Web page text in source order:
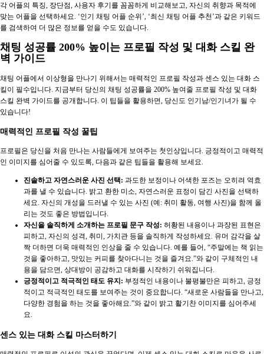
각 어플의 특징, 장단점, 사용자 후기를 꼼꼼하게 비교해보고, 자신의 취향과 목적에
맞는 어플을 선택하세요. ‘인기 채팅 어플 순위’, ‘최신 채팅 어플 추천’과 같은 키워드
를 검색하여 더 많은 정보를 얻을 수도 있습니다.
채팅 성공률 200% 높이는 프로필 작성 및 대화 스킬 완
벽 가이드
채팅 어플에서 이상형을 만나기 위해서는 매력적인 프로필 작성과 센스 있는 대화 스
킬이 필수입니다. 지금부터 당신의 채팅 성공률을 200% 높여줄 프로필 작성 및 대화
스킬 완벽 가이드를 공개합니다. 이 팁들을 활용하면, 당신도 인기남/인기녀가 될 수
있습니다!
매력적인 프로필 작성 꿀팁
프로필은 당신을 처음 만나는 사람들에게 보여주는 첫인상입니다. 긍정적이고 매력적
인 이미지를 심어줄 수 있도록, 다음과 같은 팁들을 활용해 보세요.
진솔하고 자연스러운 사진 선택: 과도한 보정이나 어색한 포즈는 오히려 역효
과를 낼 수 있습니다. 밝고 환한 미소, 자연스러운 표정이 담긴 사진을 선택하
세요. 자신의 개성을 드러낼 수 있는 사진 (예: 취미 활동, 여행 사진)을 함께 올
리는 것도 좋은 방법입니다.
자신을 솔직하게 소개하는 프로필 문구 작성: 허황된 내용이나 과장된 표현은
피하고, 자신의 성격, 취미, 가치관 등을 솔직하게 작성하세요. 유머 감각을 살
짝 더하면 더욱 매력적인 인상을 줄 수 있습니다. 예를 들어, “주말에는 책 읽는
것을 좋아하고, 맛있는 커피를 찾아다니는 것을 즐겨요.”와 같이 구체적인 내
용을 담으면, 상대방이 공감하고 대화를 시작하기 쉬워집니다.
긍정적이고 적극적인 태도 유지: 부정적인 내용이나 불평불만은 피하고, 긍정
적이고 적극적인 태도를 보여주는 것이 중요합니다. “새로운 사람들을 만나고,
다양한 경험을 하는 것을 좋아해요.”와 같이 밝고 활기찬 이미지를 심어주세
요.
센스 있는 대화 스킬 마스터하기